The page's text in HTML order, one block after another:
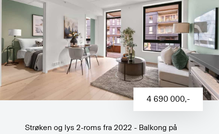
4 690 000,-
Strøken og lys 2-roms fra 2022 - Balkong på